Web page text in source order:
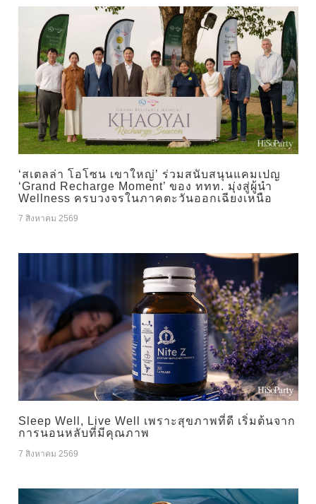
‘สเตลล่า โอโซน เขาใหญ่’ ร่วมสนับสนุนแคมเปญ
‘Grand Recharge Moment’ ของ ททท. มุ่งสู่ผู้นำ
Wellness ครบวงจรในภาคตะวันออกเฉียงเหนือ
7 สิงหาคม 2569
Sleep Well, Live Well เพราะสุขภาพที่ดี เริ่มต้นจาก
การนอนหลับที่มีคุณภาพ
7 สิงหาคม 2569